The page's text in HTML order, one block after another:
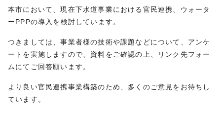
本市において、現在下水道事業における官民連携、ウォータ
ーPPPの導入を検討しています。
つきましては、事業者様の技術や課題などについて、アンケ
ートを実施しますので、資料をご確認の上、リンク先フォー
ムにてご回答願います。
より良い官民連携事業構築のため、多くのご意見をお待ちし
ています。